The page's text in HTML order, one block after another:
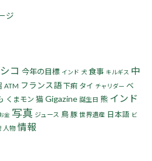
ジ
コ 今年の目標 インド 犬 食事 キルギス 中
ATM フランス語 下痢 タイ チャリダー ベ
くまモン 猫Gigazine 誕生日 熊 インド
金 写真 ジュース 鳥 豚 世界遺産 日本語 ビ
人物 情報